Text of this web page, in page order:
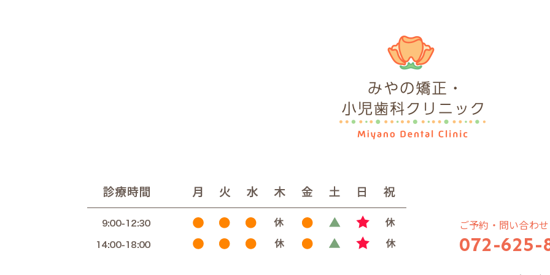
ご予約・問い合わせ
072-625-